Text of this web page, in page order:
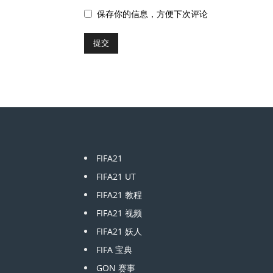
保存你的信息，方便下次评论
FIFA21
FIFA21 UT
FIFA21 教程
FIFA21 视频
FIFA21 妖人
FIFA 宝典
GON 赛事